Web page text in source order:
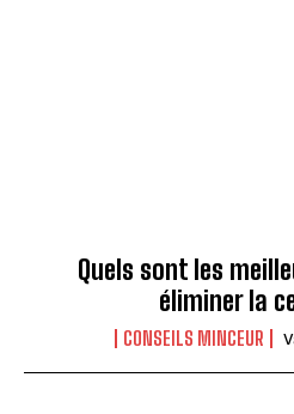
Quels sont les
éliminer la
CONSEILS MINCEUR